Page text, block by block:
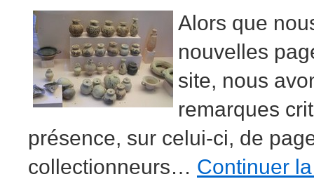
Alors que
nouvelles
site, nous
remarques
présence, sur celui-ci, de
collectionneurs… Continuer